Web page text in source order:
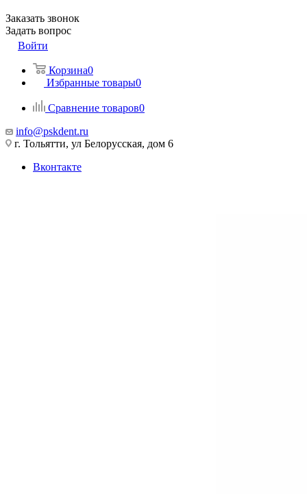
Заказать звонок
Задать вопрос
Войти
Корзина0
Избранные товары0
Сравнение товаров0
info@pskdent.ru
г. Тольятти, ул Белорусская, дом 6
Вконтакте